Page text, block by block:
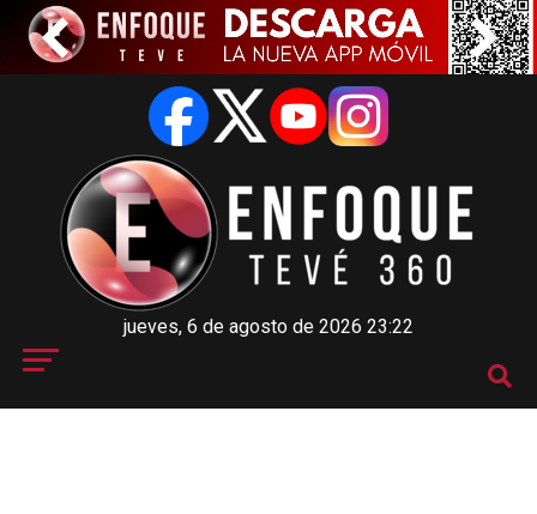
jueves, 6 de agosto de 2026 23:22